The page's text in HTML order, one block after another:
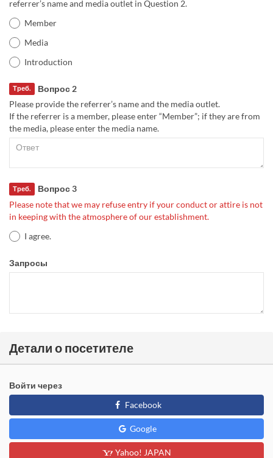
referrer’s name and media outlet in Question 2.
Member
Media
Introduction
Вопрос 2
Треб.
Please provide the referrer’s name and the media outlet.
If the referrer is a member, please enter “Member”; if they are from
the media, please enter the media name.
Вопрос 3
Треб.
Please note that we may refuse entry if your conduct or attire is not
in keeping with the atmosphere of our establishment.
I agree.
Запросы
Детали о посетителе
Войти через
Facebook
Google
Yahoo! JAPAN